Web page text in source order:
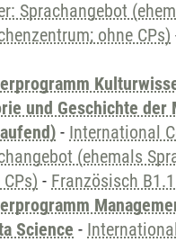
Sprachangebot
ohne CPs)
und Geschichte der
- International
(ehemals
- Französisch B1.1
Science -